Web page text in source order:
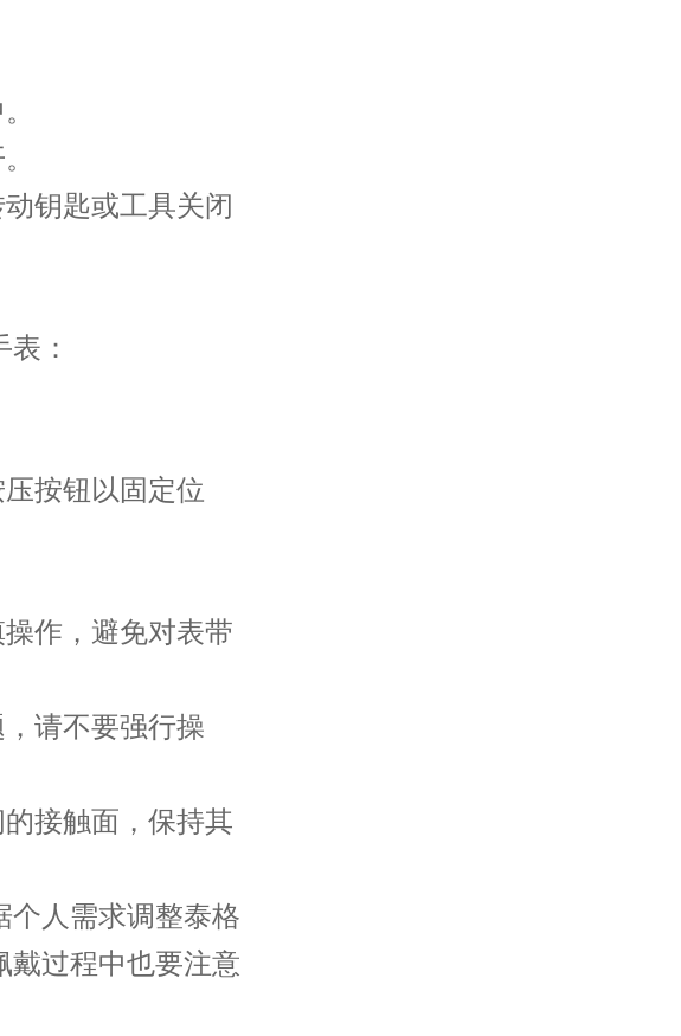
钥匙或工具关闭
：
按钮以固定位
作，避免对表带
请不要强行操
接触面，保持其
人需求调整泰格
戴过程中也要注意